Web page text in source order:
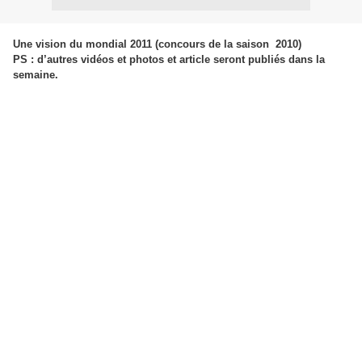
Une vision du mondial 2011 (concours de la saison 2010)
PS : d’autres vidéos et photos et article seront publiés dans la
semaine.